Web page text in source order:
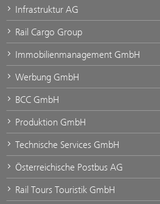
Infrastruktur AG
Rail Cargo Group
Immobilienmanagement GmbH
Werbung GmbH
BCC GmbH
Produktion GmbH
Technische Services GmbH
Österreichische Postbus AG
Rail Tours Touristik GmbH